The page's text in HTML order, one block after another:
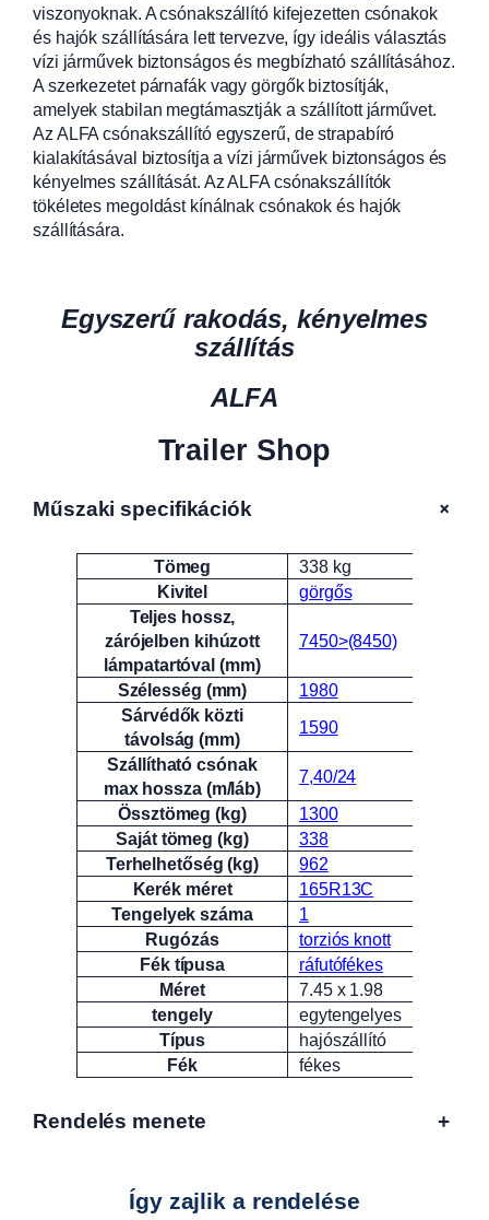
viszonyoknak. A csónakszállító kifejezetten csónakok
és hajók szállítására lett tervezve, így ideális választás
vízi járművek biztonságos és megbízható szállításához.
A szerkezetet párnafák vagy görgők biztosítják,
amelyek stabilan megtámasztják a szállított járművet.
Az ALFA csónakszállító egyszerű, de strapabíró
kialakításával biztosítja a vízi járművek biztonságos és
kényelmes szállítását. Az ALFA csónakszállítók
tökéletes megoldást kínálnak csónakok és hajók
szállítására.
Egyszerű rakodás, kényelmes
szállítás
ALFA
Trailer Shop
Műszaki specifikációk +
Attribútumok Érték
Tömeg
338 kg
Kivitel
görgős
Teljes hossz,
zárójelben kihúzott
lámpatartóval (mm)
7450>(8450)
Szélesség (mm)
1980
Sárvédők közti
távolság (mm)
1590
Szállítható csónak
max hossza (m/láb)
7,40/24
Össztömeg (kg)
1300
Saját tömeg (kg)
338
Terhelhetőség (kg)
962
Kerék méret
165R13C
Tengelyek száma
1
Rugózás
torziós knott
Fék típusa
ráfutófékes
Méret
7.45 x 1.98
tengely
egytengelyes
Típus
hajószállító
Fék
fékes
Rendelés menete +
Így zajlik a rendelése